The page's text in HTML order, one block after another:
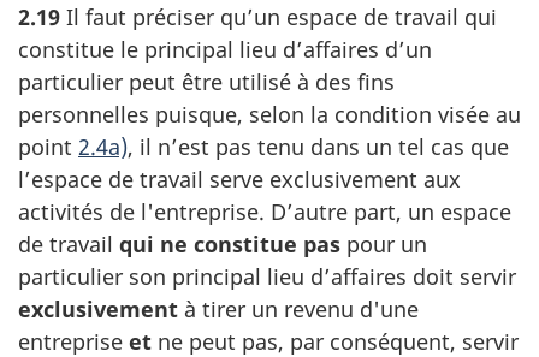
2.19 Il faut préciser qu’un espace de travail qui
constitue le principal lieu d’affaires d’un
particulier peut être utilisé à des fins
personnelles puisque, selon la condition visée au
point 2.4a), il n’est pas tenu dans un tel cas que
l’espace de travail serve exclusivement aux
activités de l'entreprise. D’autre part, un espace
de travail qui ne constitue pas pour un
particulier son principal lieu d’affaires doit servir
exclusivement à tirer un revenu d'une
entreprise et ne peut pas, par conséquent, servir